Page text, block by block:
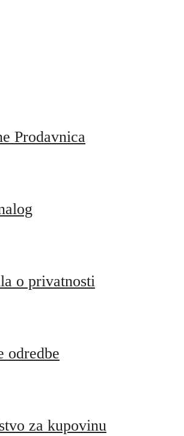
Prodavnica
o privatnosti
odredbe
za kupovinu